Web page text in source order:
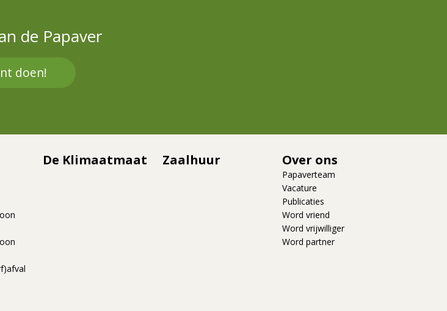
de Papaver
doen!
De Klimaatmaat Zaalhuur Over ons
Papaverteam
Vacature
Publicaties
Word vriend
Word vrijwilliger
Word partner